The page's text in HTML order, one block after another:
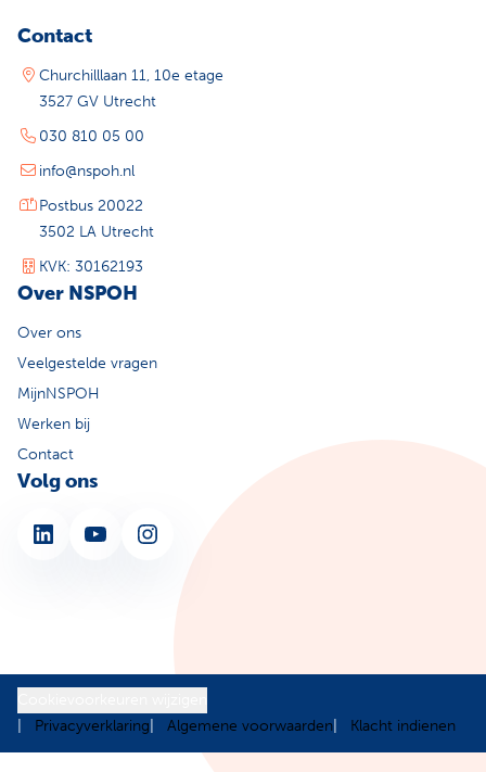
Contact
Churchilllaan 11, 10e etage
3527 GV Utrecht
030 810 05 00
info@nspoh.nl
Postbus 20022
3502 LA Utrecht
KVK: 30162193
Over NSPOH
Over ons
Veelgestelde vragen
MijnNSPOH
Werken bij
Contact
Volg ons
LinkedIn YouTube Instagram
Privacyverklaring
Algemene voorwaarden Klacht indienen